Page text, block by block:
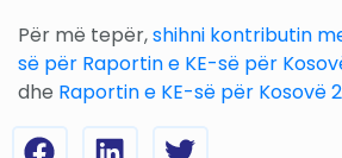
Për më tepër,shihni kontributin
së për Raportin e KE-së për
dhe Raportin e KE-së për Kosovë